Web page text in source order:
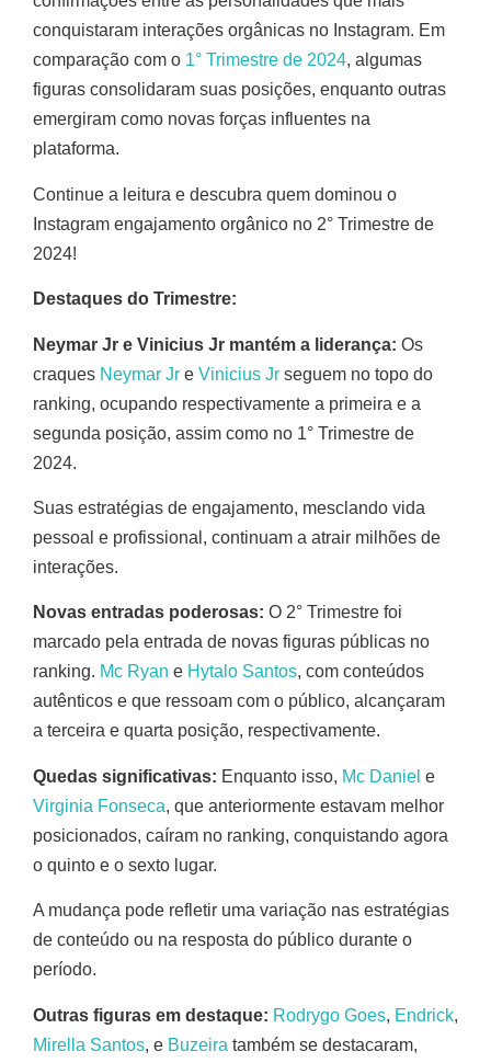
conquistaram interações orgânicas no Instagram. Em
comparação com o 1° Trimestre de 2024, algumas
figuras consolidaram suas posições, enquanto outras
emergiram como novas forças influentes na
plataforma.
Continue a leitura e descubra quem dominou o
Instagram engajamento orgânico no 2° Trimestre de
2024!
Destaques do Trimestre:
Neymar Jr e Vinicius Jr mantém a liderança: Os
craques Neymar Jr e Vinicius Jr seguem no topo do
ranking, ocupando respectivamente a primeira e a
segunda posição, assim como no 1° Trimestre de
2024.
Suas estratégias de engajamento, mesclando vida
pessoal e profissional, continuam a atrair milhões de
interações.
Novas entradas poderosas: O 2° Trimestre foi
marcado pela entrada de novas figuras públicas no
ranking. Mc Ryan e Hytalo Santos, com conteúdos
autênticos e que ressoam com o público, alcançaram
a terceira e quarta posição, respectivamente.
Quedas significativas: Enquanto isso, Mc Daniel e
Virginia Fonseca, que anteriormente estavam melhor
posicionados, caíram no ranking, conquistando agora
o quinto e o sexto lugar.
A mudança pode refletir uma variação nas estratégias
de conteúdo ou na resposta do público durante o
período.
Outras figuras em destaque: Rodrygo Goes, Endrick,
Mirella Santos, e Buzeira também se destacaram,